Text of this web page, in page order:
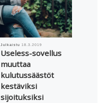
Julkaistu18.3.2019
Useless-sovellus
muuttaa
kulutussäästöt
kestäviksi
sijoituksiksi